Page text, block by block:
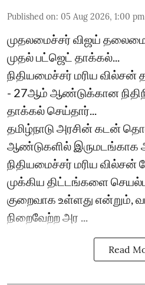
Published on: 05 Aug 2026, 1:00 pm
முதலமைச்சர் விஜய்
முதல் பட்ஜெட் தாக்கல்...
நிதியமைச்சர் மரிய வில்சன்
- 27ஆம் ஆண்டுக்கான
தாக்கல் செய்தார்...
தமிழ்நாடு அரசின் கடன்
ஆண்டுகளில் இருமடங்காக
நிதியமைச்சர் மரிய வில்சன்
முக்கிய திட்டங்களை
குறைவாக உள்ளது என்றும்,
நிறைவேற்ற அர ...
Read